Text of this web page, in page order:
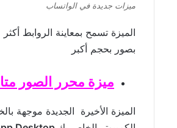
ميزات جديدة في الواتساب
الميزة تسمح بمعاينة الروابط
بصور بحجم أكبر
ميزة محرر الصور
الميزة الأخيرة الجديدة